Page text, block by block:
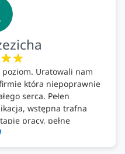
poziom. Uratowali nam
która niepoprawnie
serca. Pełen
wstępna trafna
pracy, pełne
się na rzeczy.
poziomie, rzetelna.